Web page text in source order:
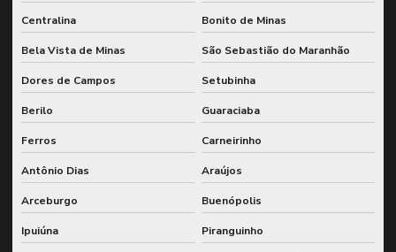
Centralina Bonito de Minas
Bela Vista de Minas São Sebastião do Maranhão
Dores de Campos Setubinha
Berilo Guaraciaba
Ferros Carneirinho
Antônio Dias Araújos
Arceburgo Buenópolis
Ipuiúna Piranguinho